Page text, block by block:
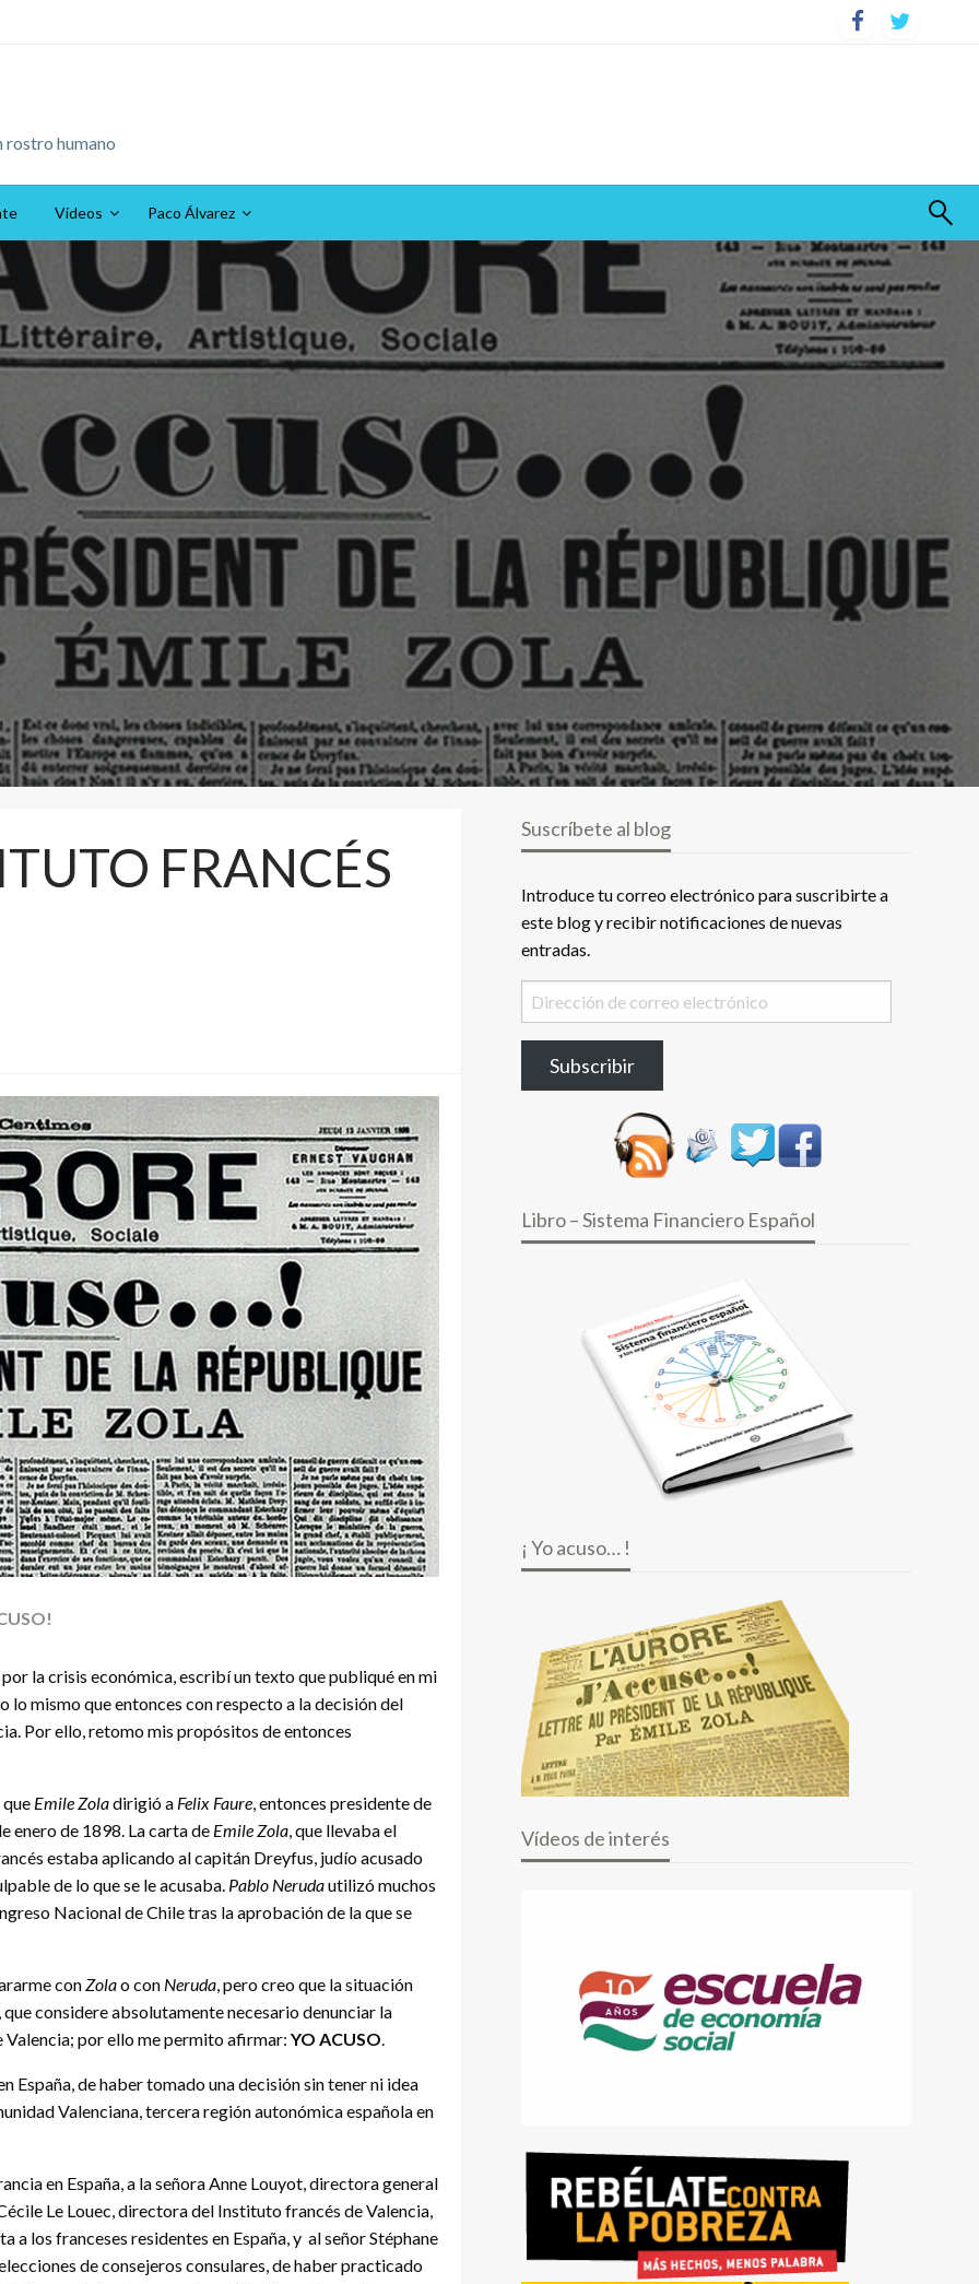
rostro humano
Vídeos Paco Álvarez
FRANCÉS
la crisis económica, escribí un texto que publiqué en mi
mismo que entonces con respecto a la decisión del
Por ello, retomo mis propósitos de entonces
Emile Zoladirigió a Felix Faure , entonces presidente de
enero de 1898. La carta de Emile Zola , que llevaba el
estaba aplicando al capitán Dreyfus, judío acusado
de lo que se le acusaba. Pablo Nerudautilizó muchos
Nacional de Chile tras la aprobación de la que se
con Zolao con Neruda , pero creo que la situación
considere absolutamente necesario denunciar la
por ello me permito afirmar: YO ACUSO
España, de haber tomado una decisión sin tener ni idea
Valenciana, tercera región autonómica española en
en España, a la señora Anne Louyot, directora general
Le Louec, directora del Instituto francés de Valencia,
a los franceses residentes en España, y al señor Stéphane
de consejeros consulares, de haber practicado
Suscríbete al blog
Introduce tu correo electrónico para suscribirte a
este blog y recibir notificaciones de nuevas
entradas.
Dirección
de
electrónico
Subscribir
Libro – Sistema Financiero Español
¡ Yo acuso… !
Vídeos de interés